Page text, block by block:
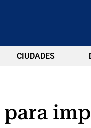
CIUDADES